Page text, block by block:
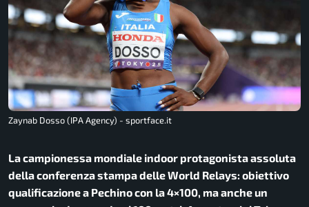
Zaynab Dosso (IPA Agency) - sportface.it
La campionessa mondiale indoor protagonista assoluta
della conferenza stampa delle World Relays: obiettivo
qualificazione a Pechino con la 4×100, ma anche un